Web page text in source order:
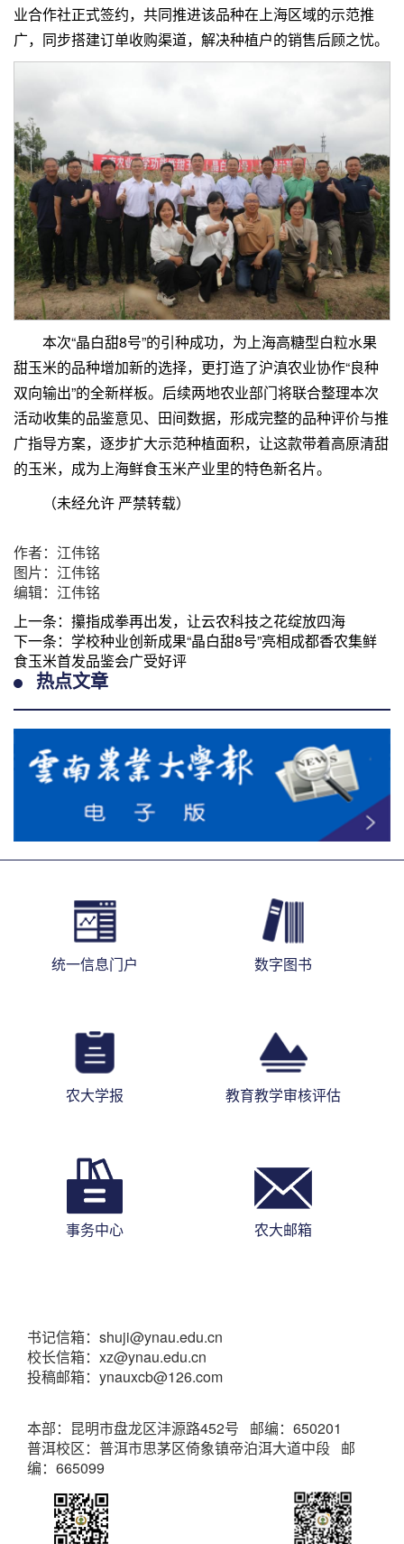
业合作社正式签约，共同推进该品种在上海区域的示范推
广，同步搭建订单收购渠道，解决种植户的销售后顾之忧。
本次“晶白甜8号”的引种成功，为上海高糖型白粒水果
甜玉米的品种增加新的选择，更打造了沪滇农业协作“良种
双向输出”的全新样板。后续两地农业部门将联合整理本次
活动收集的品鉴意见、田间数据，形成完整的品种评价与推
广指导方案，逐步扩大示范种植面积，让这款带着高原清甜
的玉米，成为上海鲜食玉米产业里的特色新名片。
（未经允许 严禁转载）
作者：江伟铭
图片：江伟铭
编辑：江伟铭
上一条： 攥指成拳再出发，让云农科技之花绽放四海
下一条： 学校种业创新成果“晶白甜8号”亮相成都香农集鲜
食玉米首发品鉴会广受好评
热点文章
统一信息门户 数字图书
农大学报 教育教学审核评估
事务中心 农大邮箱
书记信箱：shuji@ynau.edu.cn
校长信箱：xz@ynau.edu.cn
投稿邮箱：ynauxcb@126.com
本部：昆明市盘龙区沣源路452号 邮编：650201
普洱校区：普洱市思茅区倚象镇帝泊洱大道中段 邮
编：665099